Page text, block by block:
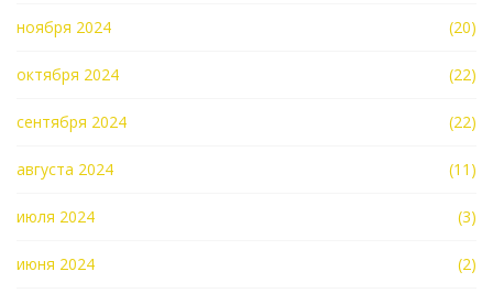
ноября 2024 (20)
октября 2024 (22)
сентября 2024 (22)
августа 2024 (11)
июля 2024 (3)
июня 2024 (2)